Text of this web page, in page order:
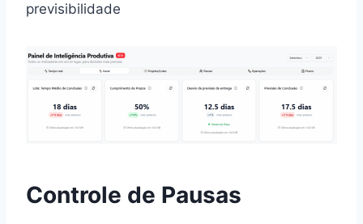
previsibilidade
Controle de Pausas